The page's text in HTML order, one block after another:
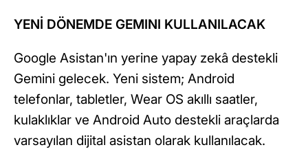
YENİ DÖNEMDE GEMINI KULLANILACAK
Google Asistan'ın yerine yapay zekâ destekli
Gemini gelecek. Yeni sistem; Android
telefonlar, tabletler, Wear OS akıllı saatler,
kulaklıklar ve Android Auto destekli araçlarda
varsayılan dijital asistan olarak kullanılacak.